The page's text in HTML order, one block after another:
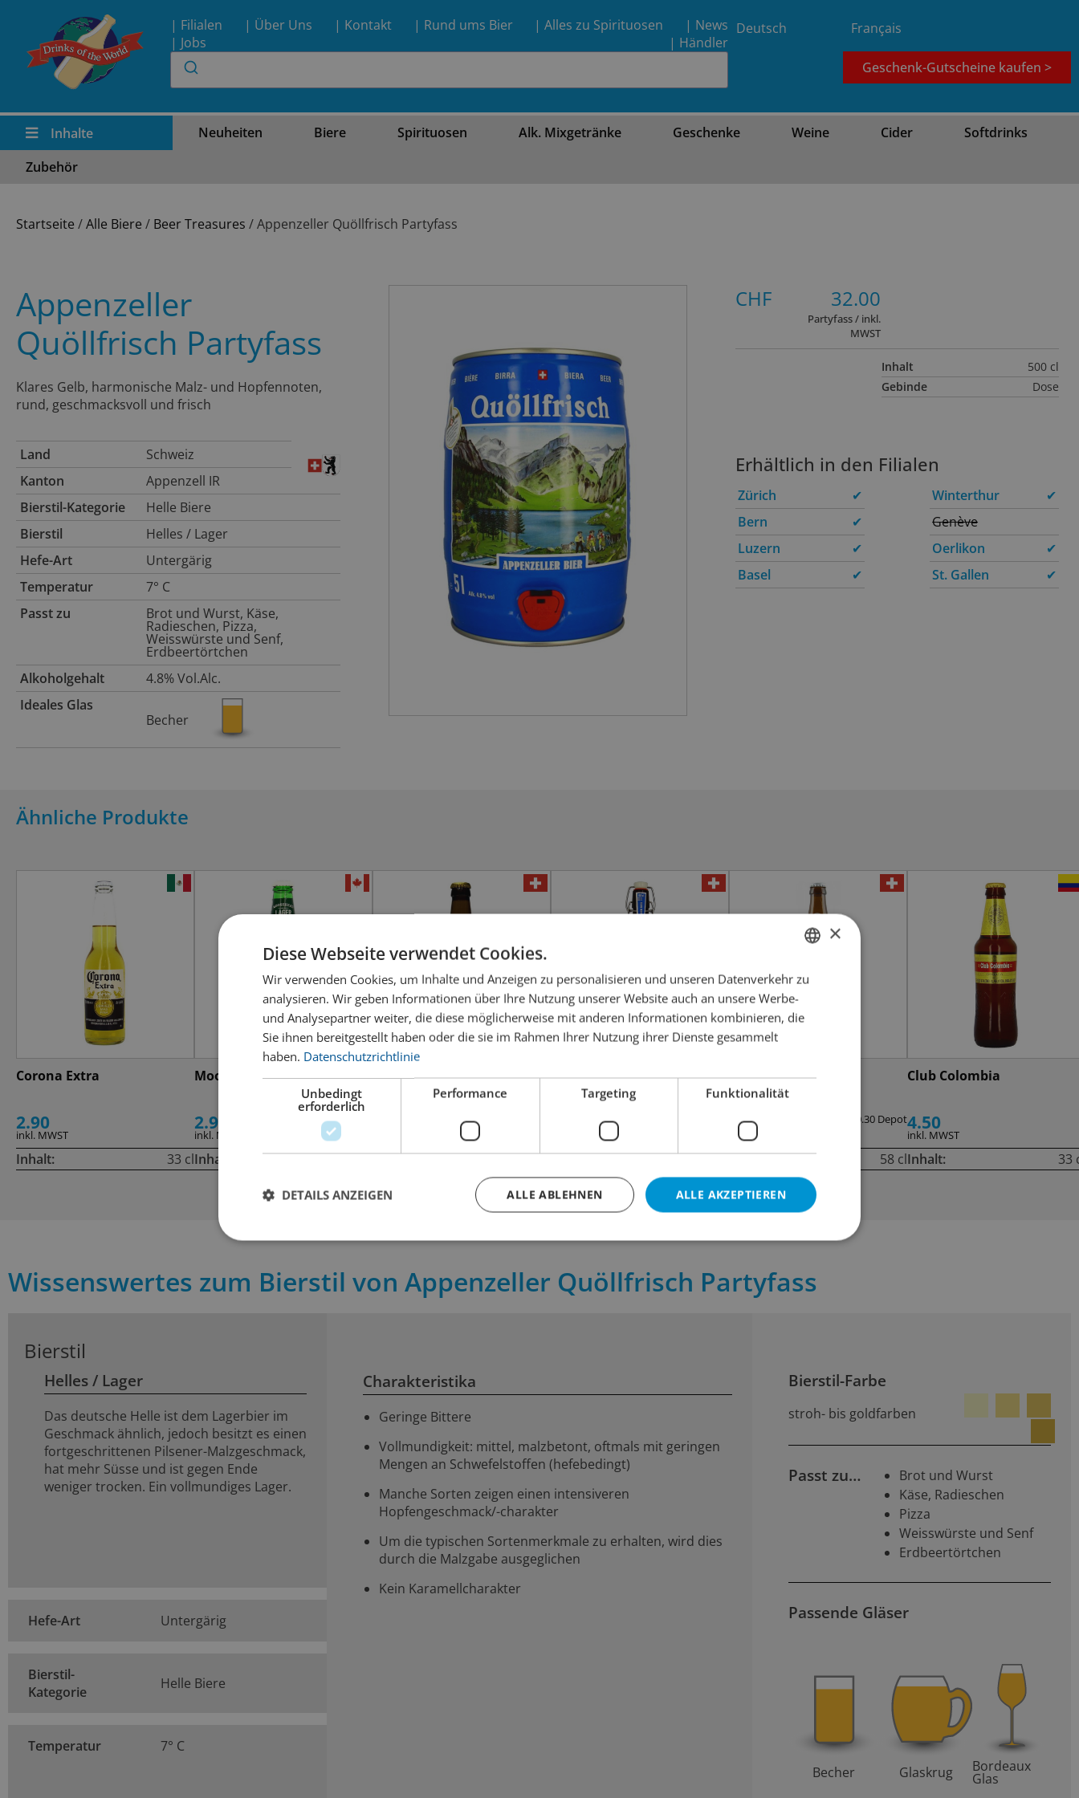
| Filialen | Über Uns | Kontakt | Rund ums Bier | Alles zu Spirituosen
| News
| Jobs
| Händler
Deutsch Français
Geschenk-Gutscheine kaufen >
Inhalte Neuheiten Biere Spirituosen Alk. Mixgetränke Geschenke Weine Cider
Softdrinks
Zubehör
Startseite /Alle Biere / Beer Treasures / Appenzeller Quöllfrisch Partyfass
Appenzeller
Quöllfrisch Partyfass
Klares Gelb, harmonische Malz- und Hopfennoten,
rund, geschmacksvoll und frisch
Land
Schweiz
Kanton
Appenzell IR
Bierstil-Kategorie
Helle Biere
Bierstil
Helles / Lager
Hefe-Art
Untergärig
Temperatur
7° C
Passt zu
Brot und Wurst, Käse,
Radieschen, Pizza,
Weisswürste und Senf,
Erdbeertörtchen
Alkoholgehalt
4.8% Vol.Alc.
Ideales Glas
Becher
CHF 32.00
Partyfass / inkl.
MWST
Inhalt
500 cl
Gebinde
Dose
Erhältlich in den Filialen
Zürich
✔
Bern
✔
Luzern
✔
Basel
✔
Winterthur
✔
Genève
Oerlikon
✔
St. Gallen
✔
Ähnliche Produkte
Corona Extra
2.90
inkl. MWST
Inhalt: 33 cl
Moosehead Lager
2.90
inkl. MWST
Inhalt: 33 cl
Brasserie du Mât , Splash
Blonde Ale
Inhalt: 33 cl
Baarer Bier Hopfemandli
Zuger Hell
inkl. MWST
Inhalt: 58 cl
Haldengut Lager F58
2.90
+ 0.30 Depot
inkl. MWST
Inhalt: 58 cl
Club Colombia
4.50
inkl. MWST
Inhalt: 33
Wissenswertes zum Bierstil von Appenzeller Quöllfrisch Partyfass
Bierstil
Helles / Lager
Das deutsche Helle ist dem Lagerbier im
Geschmack ähnlich, jedoch besitzt es einen
fortgeschrittenen Pilsener-Malzgeschmack,
hat mehr Süsse und ist gegen Ende
weniger trocken. Ein vollmundiges Lager.
Hefe-Art Untergärig
Bierstil-
Kategorie
Helle Biere
Temperatur 7° C
Charakteristika
Geringe Bittere
Vollmundigkeit: mittel, malzbetont, oftmals mit geringen
Mengen an Schwefelstoffen (hefebedingt)
Manche Sorten zeigen einen intensiveren
Hopfengeschmack/-charakter
Um die typischen Sortenmerkmale zu erhalten, wird dies
durch die Malzgabe ausgeglichen
Kein Karamellcharakter
Bierstil-Farbe
stroh- bis goldfarben
Passt zu…
Brot und Wurst
Käse, Radieschen
Pizza
Weisswürste und Senf
Erdbeertörtchen
Passende Gläser
Becher Glaskrug Bordeaux
Glas
GERMAN
FRENCH
×
Diese Webseite verwendet Cookies.
Wir verwenden Cookies, um Inhalte und Anzeigen zu personalisieren und unseren Datenverkehr zu
analysieren. Wir geben Informationen über Ihre Nutzung unserer Website auch an unsere Werbe-
und Analysepartner weiter, die diese möglicherweise mit anderen Informationen kombinieren, die
Sie ihnen bereitgestellt haben oder die sie im Rahmen Ihrer Nutzung ihrer Dienste gesammelt
haben. Datenschutzrichtlinie
Unbedingt
erforderlich
Performance Targeting Funktionalität
ALLE AKZEPTIEREN
ALLE ABLEHNEN
DETAILS ANZEIGEN